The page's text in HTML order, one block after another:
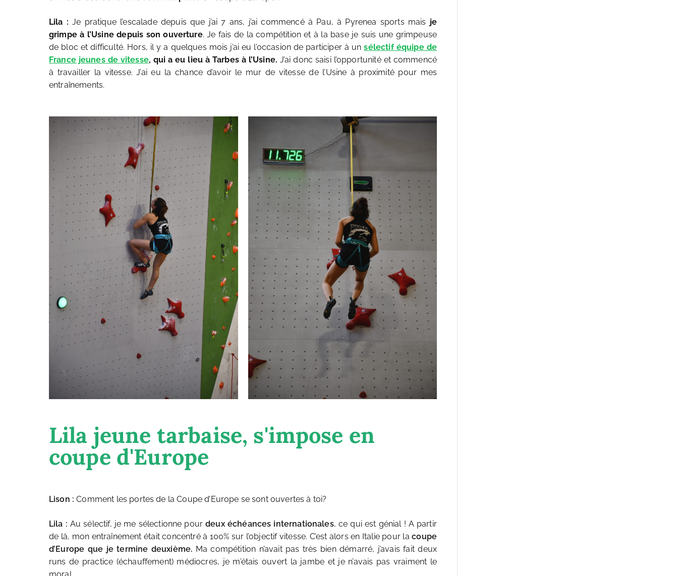
Lila :Je pratique l’escalade depuis que j’ai 7 ans, j’ai commencé à Pau, à Pyrenea sports mais je
grimpe à l’Usine depuis son ouverture. Je fais de la compétition et à la base je suis une grimpeuse
de bloc et difficulté. Hors, il y a quelques mois j’ai eu l’occasion de participer à unsélectif équipe de
France jeunes de vitesse, qui a eu lieu à Tarbes à l’Usine. J’ai donc saisi l’opportunité et commencé
à travailler la vitesse. J’ai eu la chance d’avoir le mur de vitesse de l’Usine à proximité pour mes
entraînements.
Lila jeune tarbaise, s'impose en
coupe d'Europe
Lison : Comment les portes de la Coupe d’Europe se sont ouvertes à toi?
Lila : Au sélectif, je me sélectionne pourdeux échéances internationales, ce qui est génial ! A partir
de là, mon entraînement était concentré à 100% sur l’objectif vitesse. C’est alors en Italie pour lacoupe
d’Europe que je termine deuxième. Ma compétition n’avait pas très bien démarré, j’avais fait deux
runs de practice (échauffement) médiocres, je m’étais ouvert la jambe et je n’avais pas vraiment le